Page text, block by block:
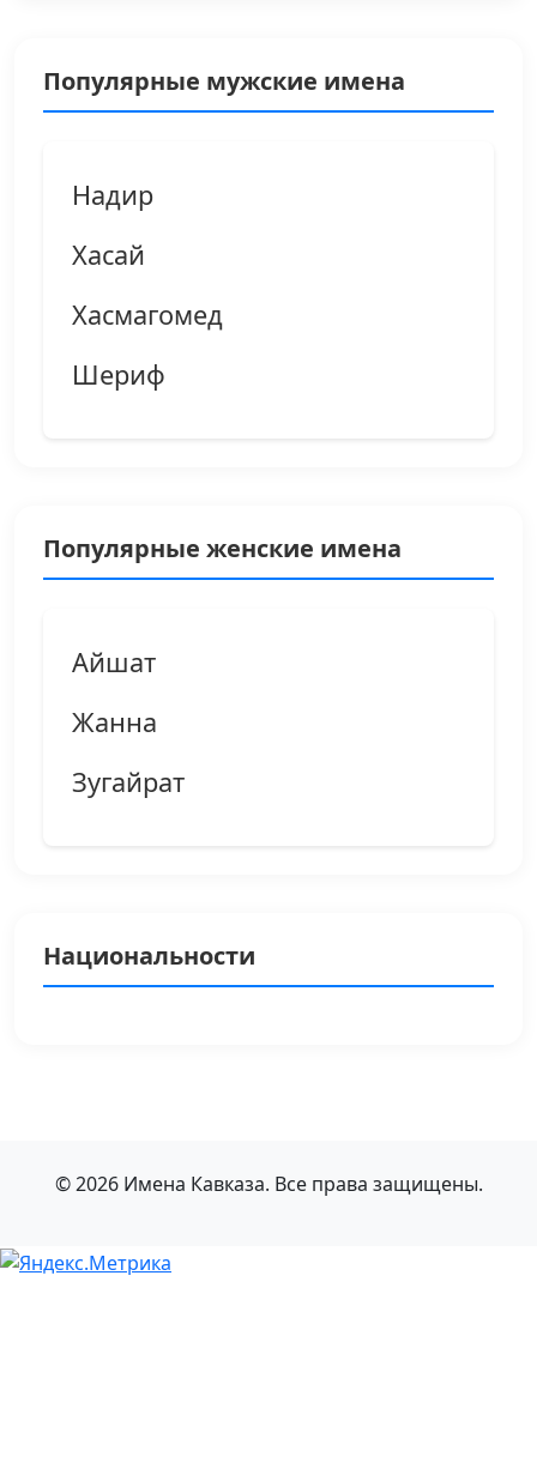
Популярные мужские имена
Надир
Хасай
Хасмагомед
Шериф
Популярные женские имена
Айшат
Жанна
Зугайрат
Национальности
© 2026 Имена Кавказа. Все права защищены.